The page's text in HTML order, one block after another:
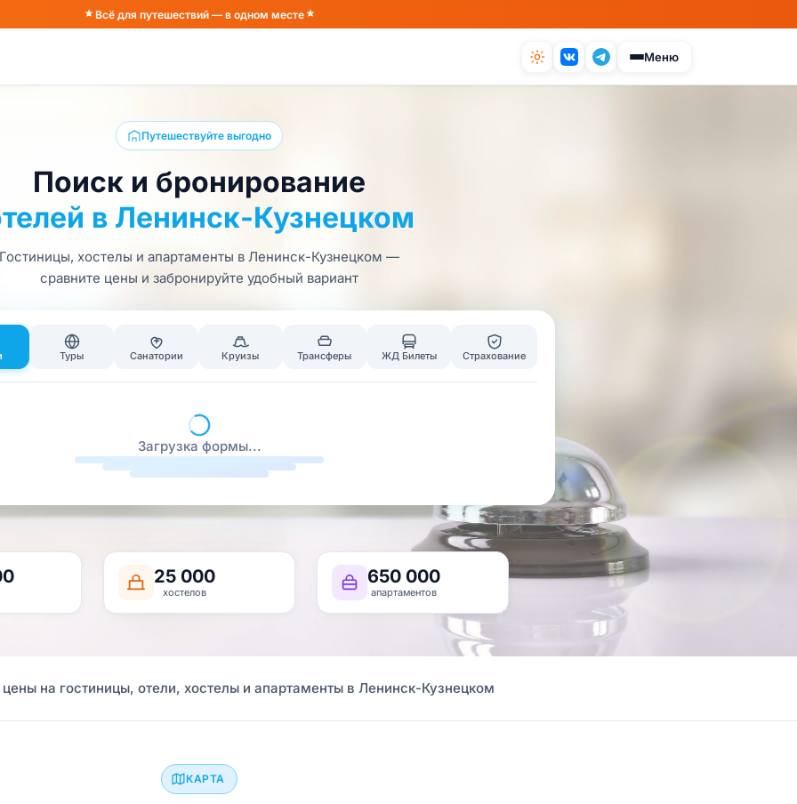
Всё для путешествий — в одном месте
Меню
Путешествуйте выгодно
Поиск и бронирование
в Ленинск-Кузнецком
Гостиницы, хостелы и апартаменты в Ленинск-Кузнецком —
сравните цены и забронируйте удобный вариант
Туры Санатории Круизы Трансферы ЖД Билеты Страхование
Загрузка формы...
25 000
хостелов
650 000
апартаментов
на гостиницы, отели, хостелы и апартаменты в Ленинск-Кузнецком
КАРТА